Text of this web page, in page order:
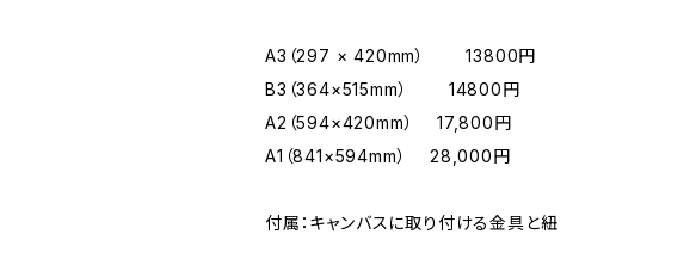
A3（297 × 420mm） 13800円
B3（364×515mm） 14800円
A2（594×420mm） 17,800円
A1（841×594mm） 28,000円
付属：キャンバスに取り付ける金具と紐